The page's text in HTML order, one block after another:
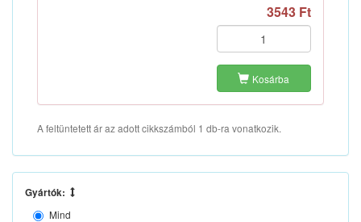
3543 Ft
Kosárba
A feltüntetett ár az adott cikkszámból 1 db-ra vonatkozik.
Gyártók:
Mind